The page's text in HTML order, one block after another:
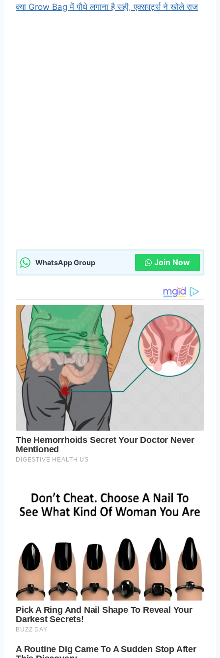
क्या Grow Bag में पौधे लगाना है सही, एक्सपर्ट्स ने खोले राज
WhatsApp Group Join Now